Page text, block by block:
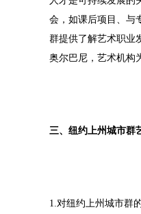
会，如课后项目、与
群提供了解艺术职业
奥尔巴尼，艺术机构
三、纽约上州城市群
1.对纽约上州城市群